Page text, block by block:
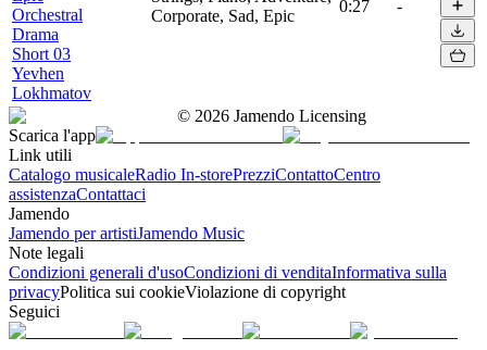
Orchestral
Drama
Short 03
Yevhen
Lokhmatov
Corporate, Sad, Epic
0:27 -
© 2026 Jamendo Licensing
Scarica l'app
Link utili
Catalogo musicaleRadio In-storePrezziContattoCentro
assistenzaContattaci
Jamendo
Jamendo per artistiJamendo Music
Note legali
Condizioni generali d'usoCondizioni di venditaInformativa sulla
privacyPolitica sui cookieViolazione di copyright
Seguici